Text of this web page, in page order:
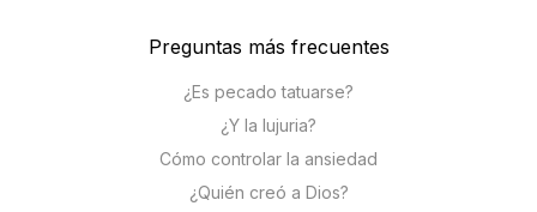
Preguntas más frecuentes
¿Es pecado tatuarse?
¿Y la lujuria?
Cómo controlar la ansiedad
¿Quién creó a Dios?